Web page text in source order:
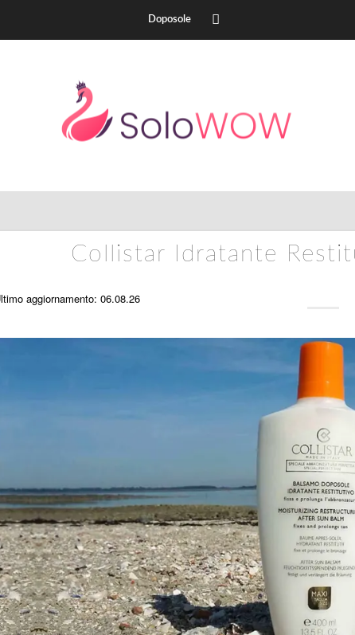
Doposole
Collistar Idratante
aggiornamento: 06.08.26